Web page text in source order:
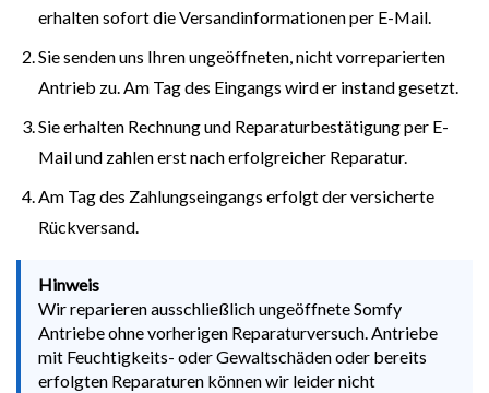
erhalten sofort die Versandinformationen per E-Mail.
Sie senden uns Ihren ungeöffneten, nicht vorreparierten
Antrieb zu. Am Tag des Eingangs wird er instand gesetzt.
Sie erhalten Rechnung und Reparaturbestätigung per E-
Mail und zahlen erst nach erfolgreicher Reparatur.
Am Tag des Zahlungseingangs erfolgt der versicherte
Rückversand.
Hinweis
Wir reparieren ausschließlich ungeöffnete Somfy
Antriebe ohne vorherigen Reparaturversuch. Antriebe
mit Feuchtigkeits- oder Gewaltschäden oder bereits
erfolgten Reparaturen können wir leider nicht